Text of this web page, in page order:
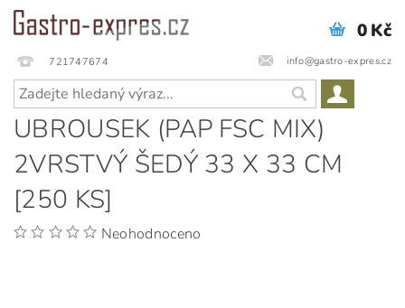
721747674 info@gastro-expres.cz
0 Kč
UBROUSEK (PAP FSC MIX)
2VRSTVÝ ŠEDÝ 33 X 33 CM
[250 KS]
Neohodnoceno